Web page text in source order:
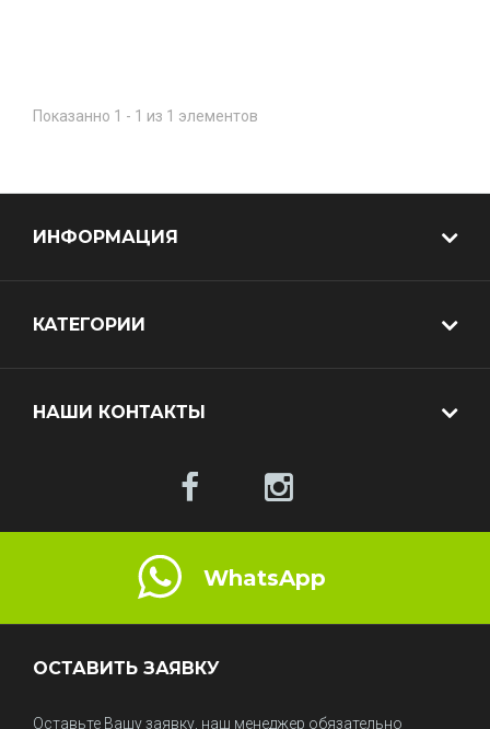
Показанно 1 - 1 из 1 элементов
ИНФОРМАЦИЯ
КАТЕГОРИИ
НАШИ КОНТАКТЫ
WhatsApp
ОСТАВИТЬ ЗАЯВКУ
Оставьте Вашу заявку, наш менеджер обязательно